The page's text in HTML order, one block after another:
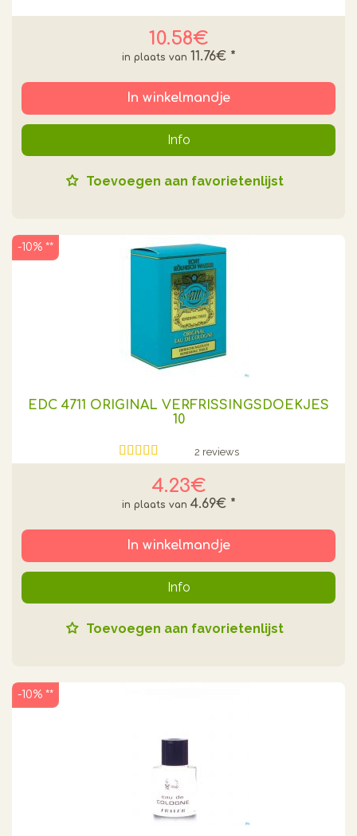
10.58€
11.76€ *
In winkelmandje
Info
Toevoegen aan favorietenlijst
EDC 4711 ORIGINAL VERFRISSINGSDOEKJES
10
2 reviews
4.23€
4.69€ *
-10% **
In winkelmandje
Info
Toevoegen aan favorietenlijst
-10% **